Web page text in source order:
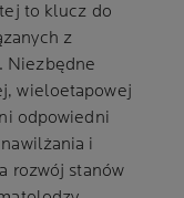
to klucz do
z
Niezbędne
wieloetapowej
odpowiedni
i
rozwój stanów